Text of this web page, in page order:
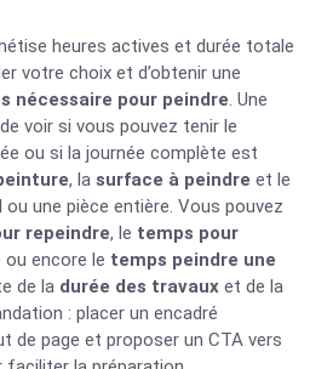
heures actives et durée totale
votre choix et d’obtenir une
nécessaire pour peindre. Une
voir si vous pouvez tenir le
ou si la journée complète est
, la surface à peindre et le
ou une pièce entière. Vous pouvez
repeindre, le temps pour
encore le temps peindre une
de la durée des travaux et de la
: placer un encadré
de page et proposer un CTA vers